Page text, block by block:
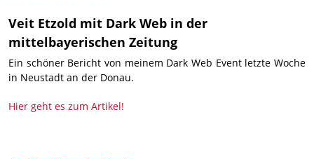
Veit Etzold mit Dark Web in der
mittelbayerischen Zeitung
Ein schöner Bericht von meinem Dark Web Event letzte Woche
in Neustadt an der Donau.
Hier geht es zum Artikel!